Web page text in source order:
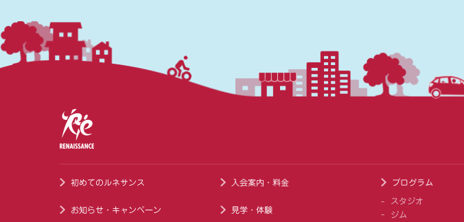
初めてのルネサンス
お知らせ・キャンペーン
入会案内・料金
見学・体験
プログラム
スタジオ
ジム